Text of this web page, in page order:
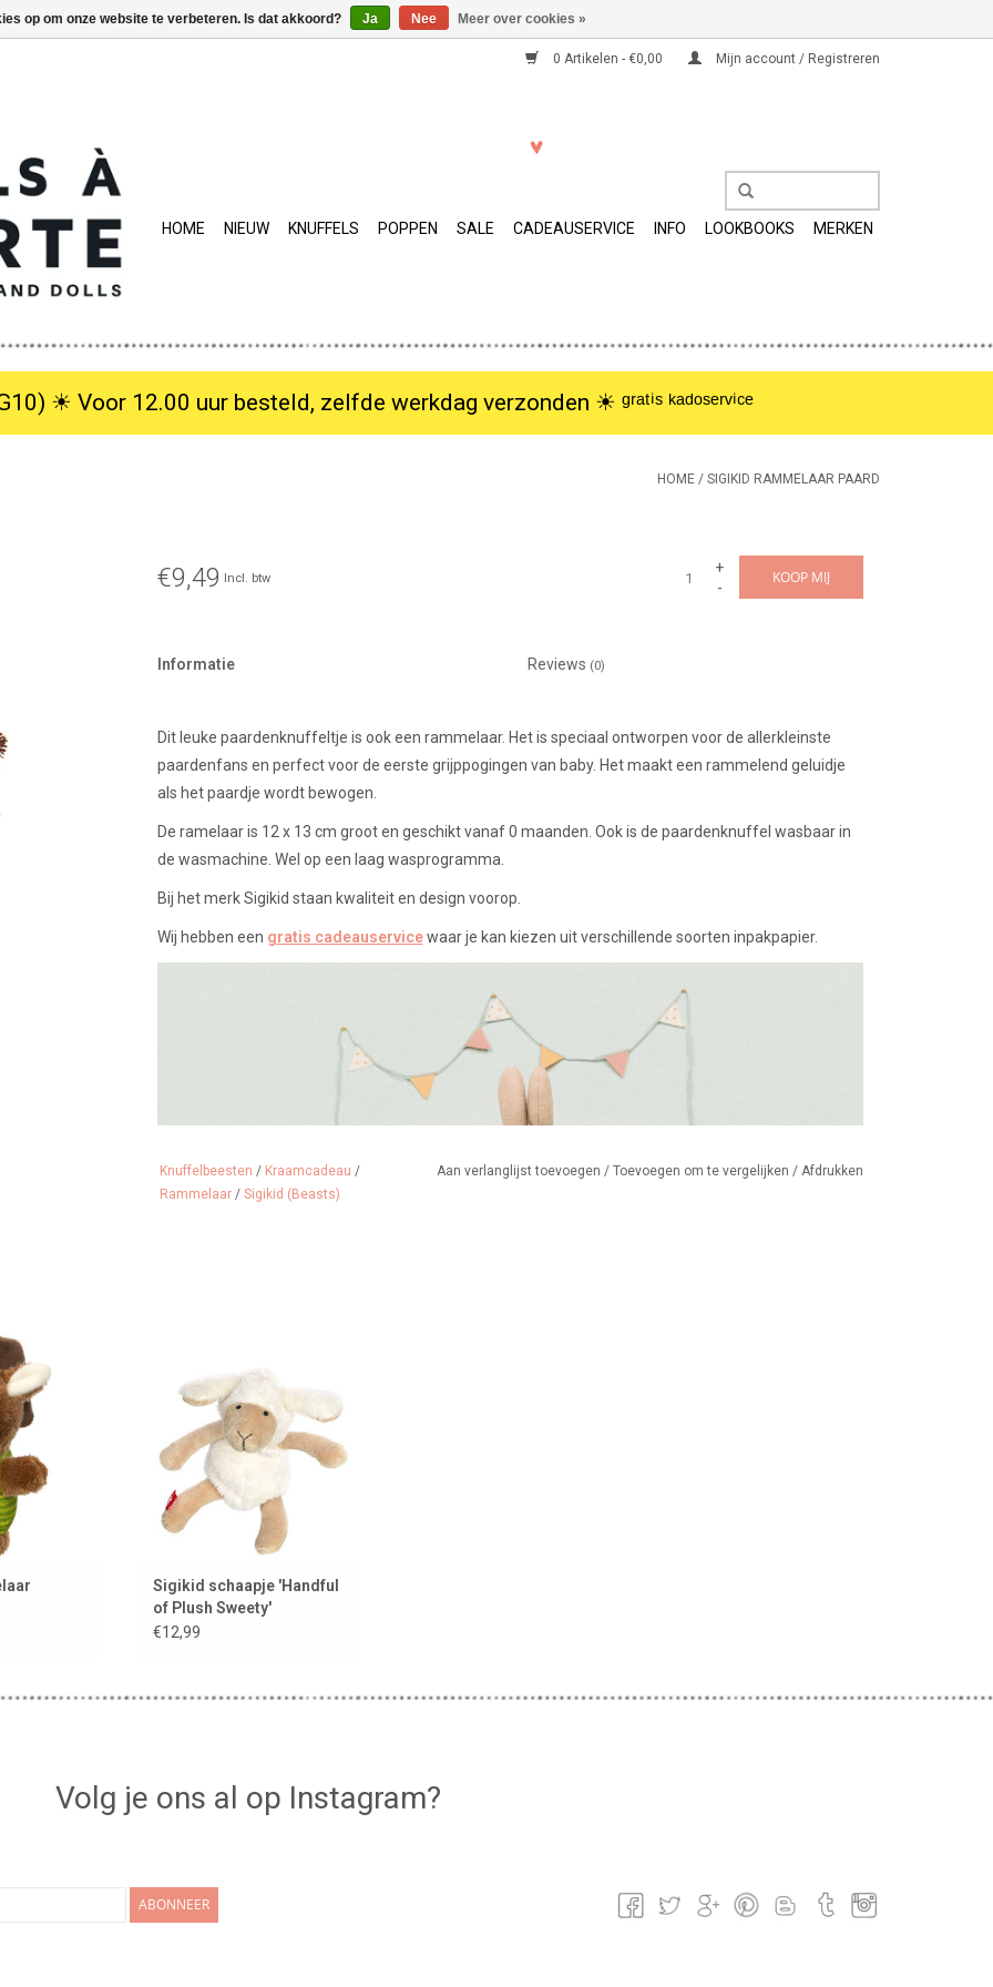
0 Artikelen - €0,00 Mijn account / Registreren
HOME NIEUW KNUFFELS POPPEN SALE CADEAUSERVICE INFO LOOKBOOKS MERKEN
☀︎ Voor 12.00 uur besteld, zelfde werkdag verzonden ☀︎ ᵍʳᵃᵗⁱˢ ᵏᵃᵈᵒˢᵉʳᵛⁱᶜᵉ
HOME / SIGIKID RAMMELAAR PAARD
€9,49 Incl. btw
+
-
KOOP MIJ
Informatie Reviews (0)
Dit leuke paardenknuffeltje is ook een rammelaar. Het is speciaal ontworpen voor de allerkleinste
paardenfans en perfect voor de eerste grijppogingen van baby. Het maakt een rammelend geluidje
als het paardje wordt bewogen.
De ramelaar is 12 x 13 cm groot en geschikt vanaf 0 maanden. Ook is de paardenknuffel wasbaar in
de wasmachine. Wel op een laag wasprogramma.
Bij het merk Sigikid staan kwaliteit en design voorop.
Wij hebben een gratis cadeauservicewaar je kan kiezen uit verschillende soorten inpakpapier.
Knuffelbeesten / Kraamcadeau /
Rammelaar / Sigikid (Beasts)
Aan verlanglijst toevoegen / Toevoegen om te vergelijken / Afdrukken
TOEVOEGEN AAN WINKELWAGEN
Sigikid schaapje 'Handful
of Plush Sweety'
€12,99
Volg je ons al op Instagram?
ABONNEER
op om onze website te verbeteren. Is dat akkoord? Ja Nee Meer over cookies »